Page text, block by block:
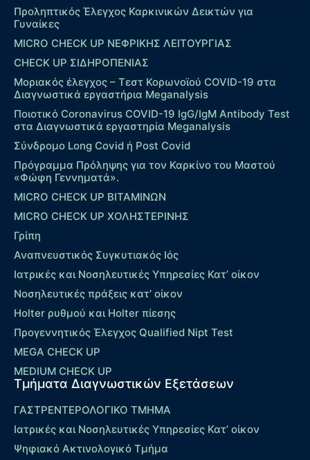
Προληπτικός Έλεγχος Καρκινικών Δεικτών για
Γυναίκες
MICRO CHECK UP ΝΕΦΡΙΚΗΣ ΛΕΙΤΟΥΡΓΙΑΣ
CHECK UP ΣΙΔΗΡΟΠΕΝΙΑΣ
Μοριακός έλεγχος – Τεστ Κορωνοϊού COVID-19 στα
Διαγνωστικά εργαστήρια Meganalysis
Ποιοτικό Coronavirus COVID-19 IgG/IgM Antibody Test
στα Διαγνωστικά εργαστηρία Meganalysis
Σύνδρομο Long Covid ή Post Covid
Πρόγραμμα Πρόληψης για τον Καρκίνο του Μαστού
«Φώφη Γεννηματά».
MICRO CHECK UP ΒΙΤΑΜΙΝΩΝ
MICRO CHECK UP ΧΟΛΗΣΤΕΡΙΝΗΣ
Γρίπη
Αναπνευστικός Συγκυτιακός Ιός
Ιατρικές και Νοσηλευτικές Υπηρεσίες Κατ’ οίκον
Νοσηλευτικές πράξεις κατ’ οίκον
Holter ρυθμού και Holter πίεσης
Προγεννητικός Έλεγχος Qualified Nipt Test
MEGA CHECK UP
MEDIUM CHECK UP
Τμήματα Διαγνωστικών Εξετάσεων
ΓΑΣΤΡΕΝΤΕΡΟΛΟΓΙΚΟ ΤΜΗΜΑ
Ιατρικές και Νοσηλευτικές Υπηρεσίες Κατ’ οίκον
Ψηφιακό Ακτινολογικό Τμήμα